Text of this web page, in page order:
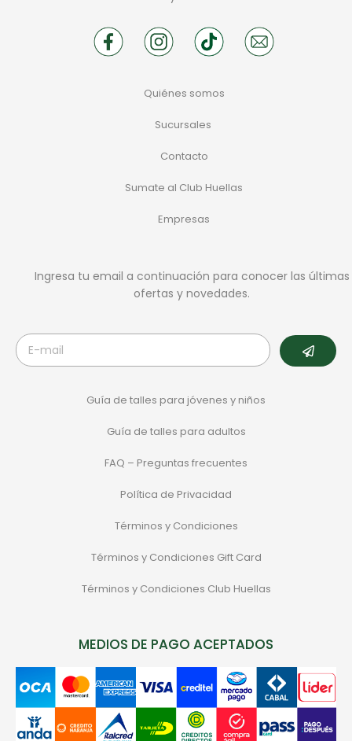
Quiénes somos
Sucursales
Contacto
Sumate al Club Huellas
Empresas
Ingresa tu email a continuación para conocer las últimas
ofertas y novedades.
Guía de talles para jóvenes y niños
Guía de talles para adultos
FAQ – Preguntas frecuentes
Política de Privacidad
Términos y Condiciones
Términos y Condiciones Gift Card
Términos y Condiciones Club Huellas
MEDIOS DE PAGO ACEPTADOS